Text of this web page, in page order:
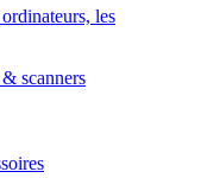
les
scanners